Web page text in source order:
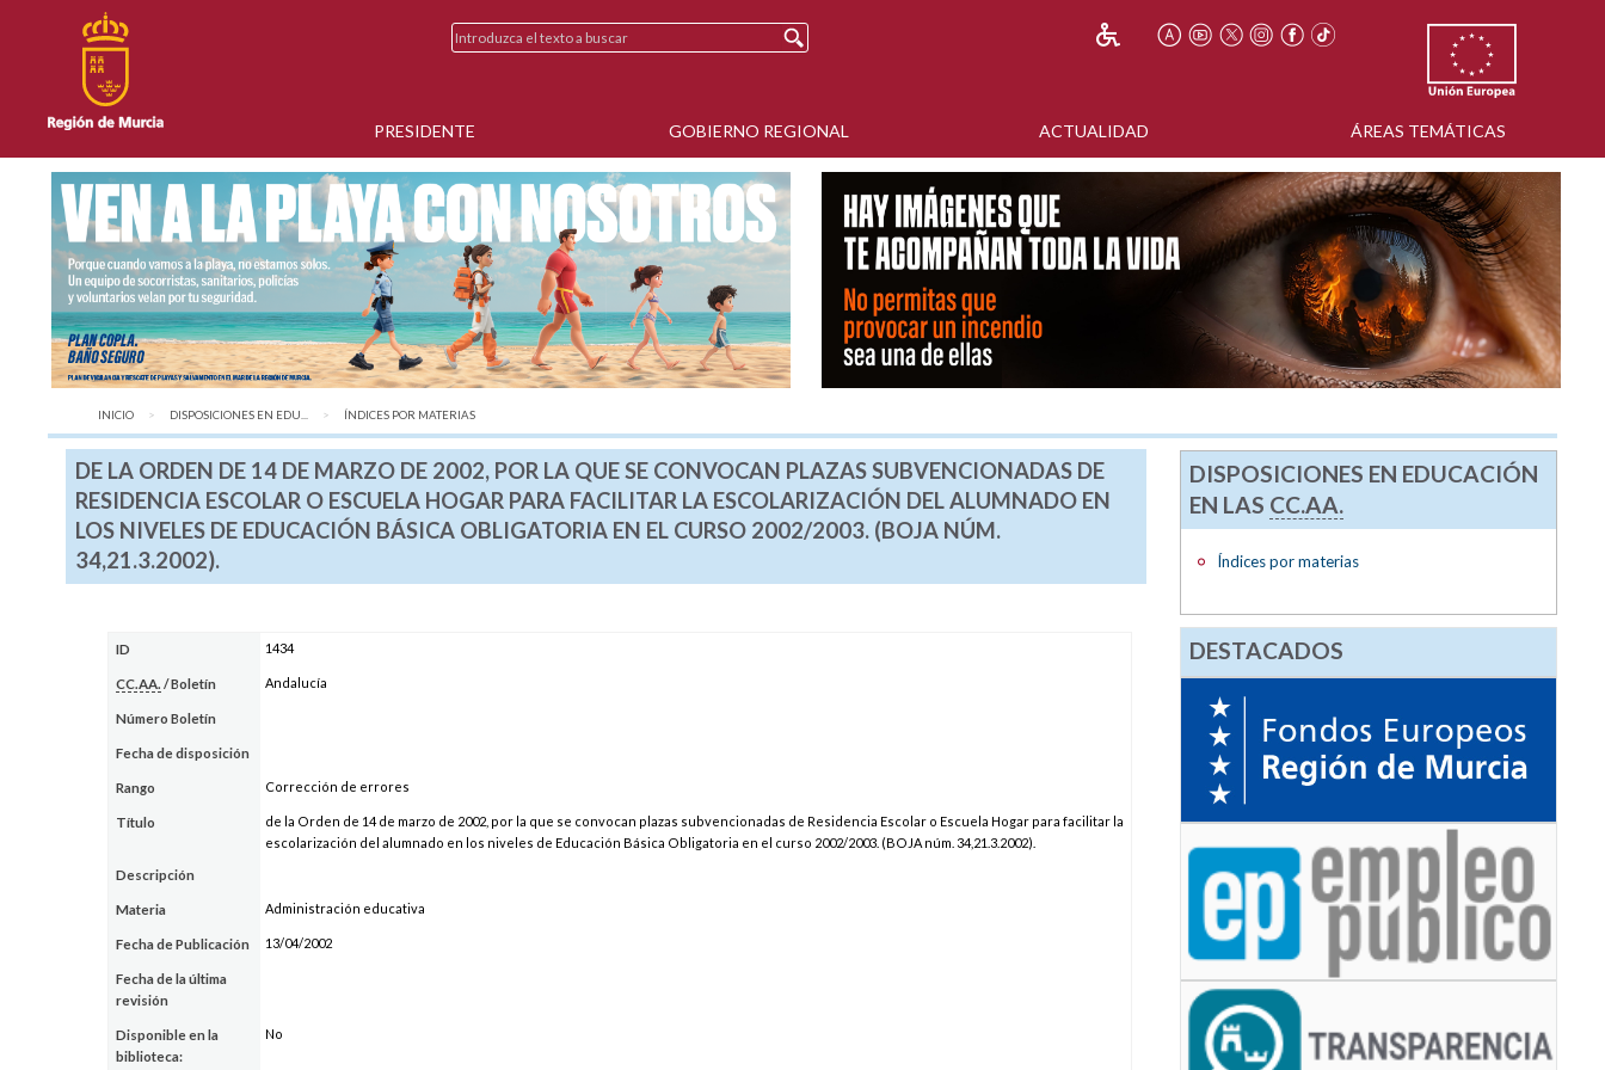
PRESIDENTE GOBIERNO REGIONAL ACTUALIDAD ÁREAS TEMÁTICAS
INICIO DISPOSICIONES EN EDU... AQUÍ:
ÍNDICES POR MATERIAS
DE LA ORDEN DE 14 DE MARZO DE 2002, POR LA QUE SE CONVOCAN PLAZAS SUBVENCIONADAS DE
RESIDENCIA ESCOLAR O ESCUELA HOGAR PARA FACILITAR LA ESCOLARIZACIÓN DEL ALUMNADO EN
LOS NIVELES DE EDUCACIÓN BÁSICA OBLIGATORIA EN EL CURSO 2002/2003. (BOJA NÚM.
34,21.3.2002).
ID 1434
CC.AA. / Boletín Andalucía
Número Boletín
Fecha de disposición
Rango Corrección de errores
Título
de la Orden de 14 de marzo de 2002, por la que se convocan plazas subvencionadas de Residencia Escolar o Escuela Hogar para facilitar la
escolarización del alumnado en los niveles de Educación Básica Obligatoria en el curso 2002/2003. (BOJA núm. 34,21.3.2002).
Descripción
Materia Administración educativa
Fecha de Publicación 13/04/2002
Fecha de la última
revisión
Disponible en la
biblioteca:
No
DISPOSICIONES EN EDUCACIÓN
EN LAS CC.AA.
Índices por materias
DESTACADOS